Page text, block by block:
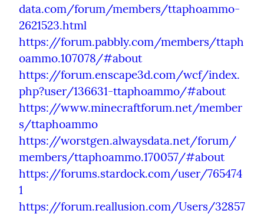
data.com/forum/members/ttaphoammo-
2621523.html
https://forum.pabbly.com/members/ttaph
oammo.107078/#about
https://forum.enscape3d.com/wcf/index.
php?user/136631-ttaphoammo/#about
https://www.minecraftforum.net/member
s/ttaphoammo
https://worstgen.alwaysdata.net/forum/
members/ttaphoammo.170057/#about
https://forums.stardock.com/user/765474
1
https://forum.reallusion.com/Users/32857